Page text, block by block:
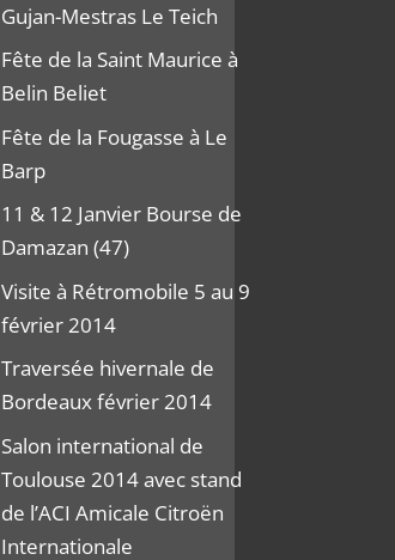
Gujan-Mestras Le Teich
Fête de la Saint Maurice à
Belin Beliet
Fête de la Fougasse à Le
Barp
11 & 12 Janvier Bourse de
Damazan (47)
Visite à Rétromobile 5 au 9
février 2014
Traversée hivernale de
Bordeaux février 2014
Salon international de
Toulouse 2014 avec stand
de l’ACI Amicale Citroën
Internationale